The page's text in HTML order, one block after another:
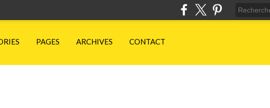
PAGES ARCHIVES CONTACT